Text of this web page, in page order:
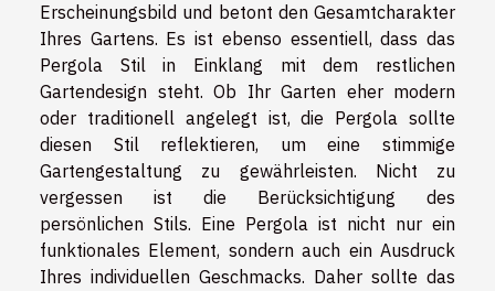
Erscheinungsbild und betont den Gesamtcharakter
Ihres Gartens. Es ist ebenso essentiell, dass das
Pergola Stil in Einklang mit dem restlichen
Gartendesign steht. Ob Ihr Garten eher modern
oder traditionell angelegt ist, die Pergola sollte
diesen Stil reflektieren, um eine stimmige
Gartengestaltung zu gewährleisten. Nicht zu
vergessen ist die Berücksichtigung des
persönlichen Stils. Eine Pergola ist nicht nur ein
funktionales Element, sondern auch ein Ausdruck
Ihres individuellen Geschmacks. Daher sollte das